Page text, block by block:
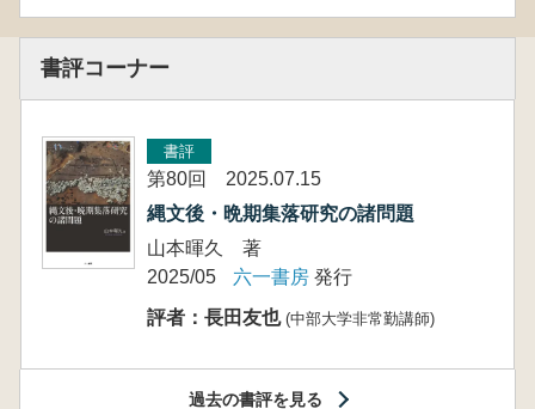
書評コーナー
書評
第80回 2025.07.15
縄文後・晩期集落研究の諸問題
山本暉久 著
2025/05
六一書房 発行
評者：長田友也 (中部大学非常勤講師)
過去の書評を見る